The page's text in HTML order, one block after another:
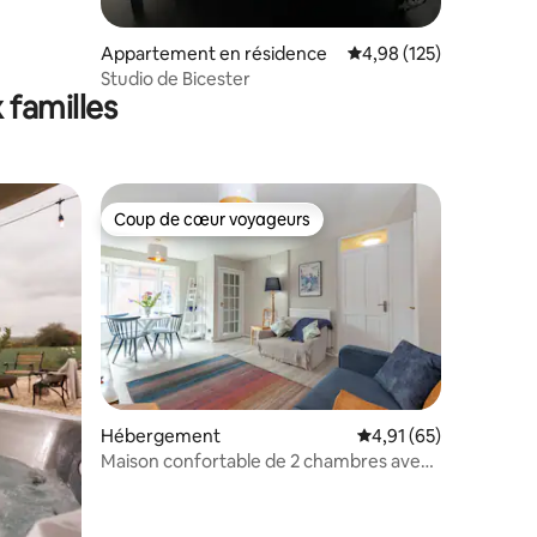
Appartement en résidence Évaluation moyenne
4,98 (125)
Studio de Bicester
familles
: 5 sur 5
appréciés Coup de cœur voyageurs
Coup de cœur voyageurs
Hébergement Évaluation moyenne
4,91 (65)
Maison confortable de 2 chambres avec